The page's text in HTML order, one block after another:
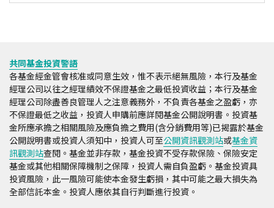
共同基金投資警語
各基金經金管會核准或同意生效，惟不表示絕無風險，本行及基金
經理公司以往之經理績效不保證基金之最低投資收益；本行及基金
經理公司除盡善良管理人之注意義務外，不負責各基金之盈虧，亦
不保證最低之收益，投資人申購前應詳閱基金公開說明書。投資基
金所應承擔之相關風險及應負擔之費用(含分銷費用等)已揭露於基金
公開說明書或投資人須知中，投資人可至公開資訊觀測站或基金資
訊觀測站查閱。基金並非存款，基金投資不受存款保險、保險安定
基金或其他相關保障機制之保障，投資人需自負盈虧。基金投資具
投資風險，此一風險可能使本金發生虧損，其中可能之最大損失為
全部信託本金。投資人應依其自行判斷進行投資。